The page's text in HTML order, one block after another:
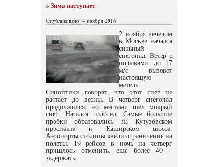
» Зима наступает
Опубликовано: 4 ноября 2016
2 ноября вечером
в Москве начался
сильный
снегопад. Ветер с
порывами до 17
м/с вызовет
настоящую
метель.
Синоптики говорят, что этот снег не
растает до весны. В четверг снегопад
продолжился, но местами шел мокрый
снег. Начался гололед. Самые большие
пробки образовались на Кутузовском
проспекте и Каширском шоссе.
Аэропорты столицы ввели ограничение на
полеты. 19 рейсов в ночь на четверг
пришлось отменить, еще более 40 –
задержать.